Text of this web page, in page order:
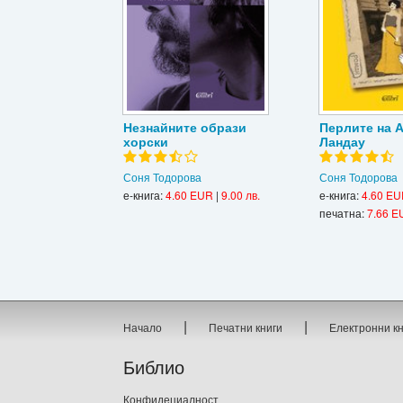
Незнайните образи
хорски
Соня Тодорова
е-книга:4.60 EUR | 9.00 лв.
Перлите на
Ландау
Соня Тодорова
е-книга:4.60
печатна:7.66
Начало | Печатни книги | Електронни
Библио
Конфидециалност